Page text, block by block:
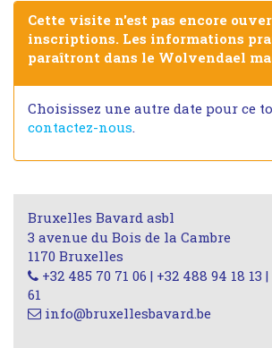
Cette visite n'est pas encore
inscriptions. Les informations
paraîtront dans le Wolvendael
Choisissez une autre date pour ce
contactez-nous.
Bruxelles Bavard asbl
3 avenue du Bois de la Cambre
1170 Bruxelles
+32 485 70 71 06 | +32 488 94 18 13
61
info@bruxellesbavard.be